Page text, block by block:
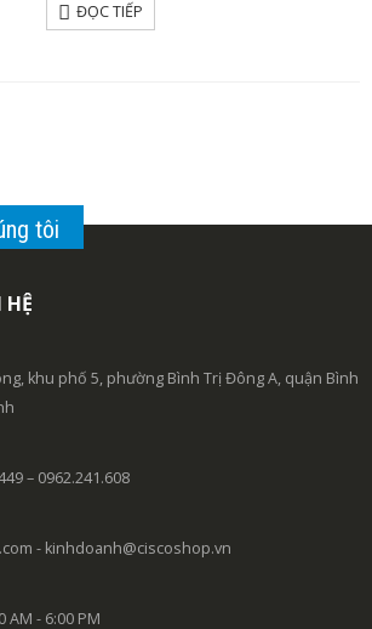
ĐỌC TIẾP
tôi
khu phố 5, phường Bình Trị Đông A, quận Bình
– 0962.241.608
- kinhdoanh@ciscoshop.vn
AM - 6:00 PM